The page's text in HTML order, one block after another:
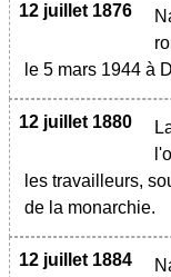
12 juillet 1876
le 5 mars 1944 à
12 juillet 1880
les travailleurs,
de la monarchie.
12 juillet 1884